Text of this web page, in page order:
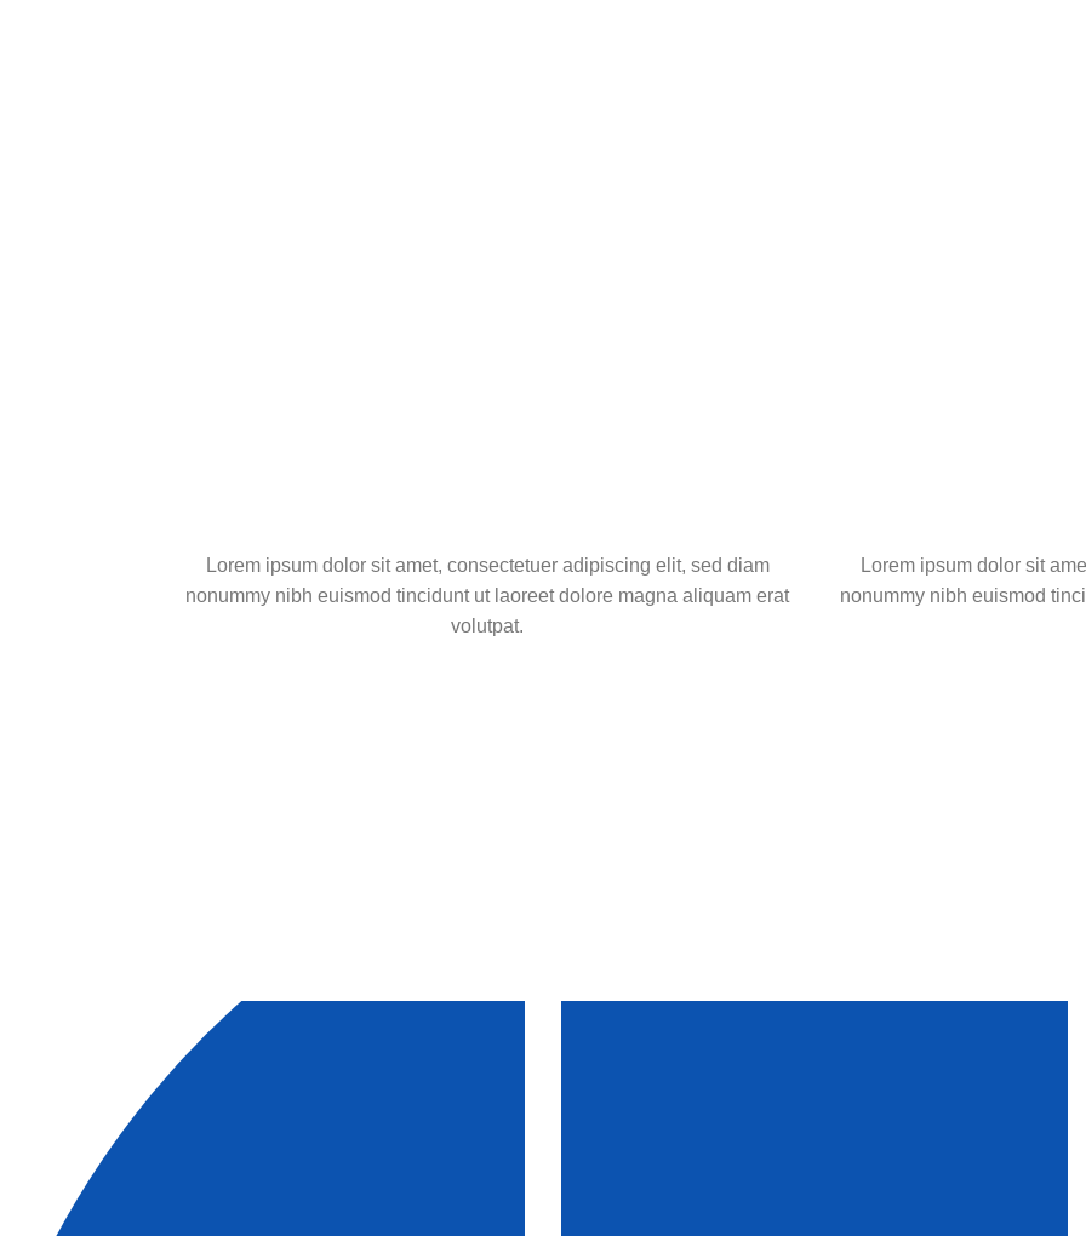
Lorem ipsum dolor sit amet, consectetuer adipiscing elit, sed diam
nonummy nibh euismod tincidunt ut laoreet dolore magna aliquam erat
volutpat.
Lorem ipsum dolor sit
nonummy nibh euismod